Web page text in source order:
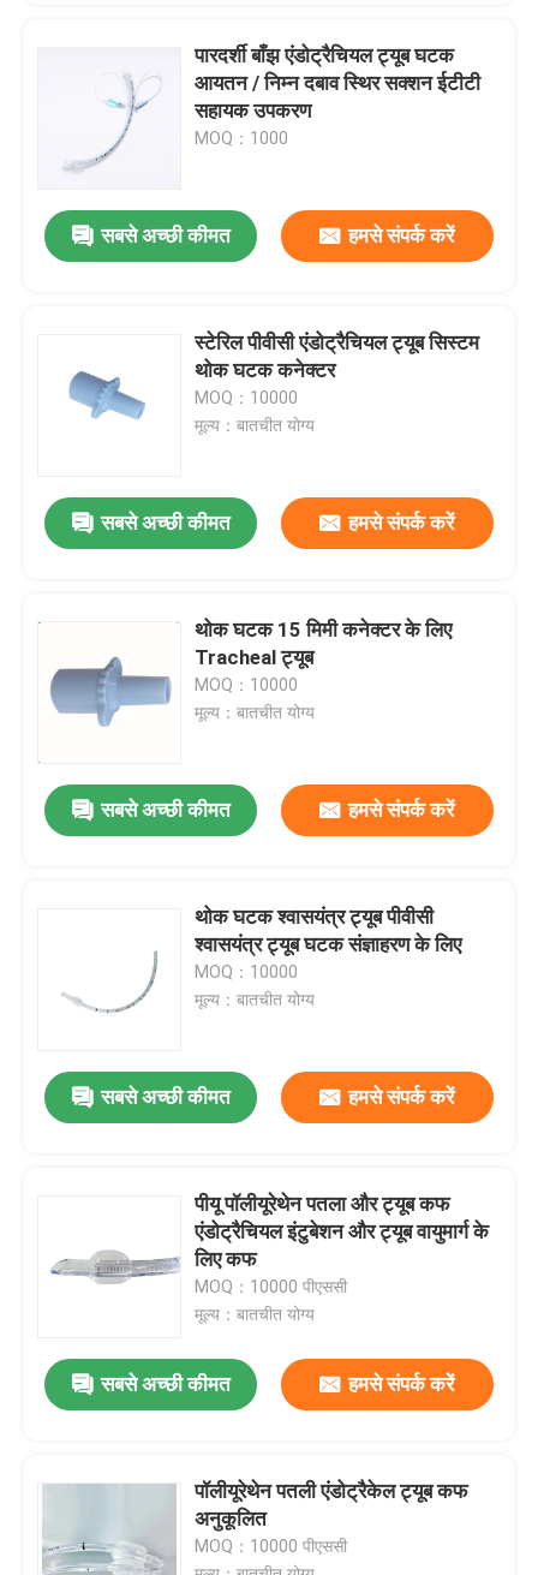
हमारे बारे में
गुणवत्ता नियंत्रण
समाचार
सभी मामलों
एक बोली का अनुरोध
पारदर्शी बाँझ एंडोट्रैचियल ट्यूब घटक
आयतन / निम्न दबाव स्थिर सक्शन ईटीटी
सहायक उपकरण
MOQ：1000
सबसे अच्छी कीमत हमसे संपर्क करें
स्टेरिल पीवीसी एंडोट्रैचियल ट्यूब सिस्टम
थोक घटक कनेक्टर
MOQ：10000
मूल्य：बातचीत योग्य
सबसे अच्छी कीमत हमसे संपर्क करें
थोक घटक 15 मिमी कनेक्टर के लिए
Tracheal ट्यूब
MOQ：10000
मूल्य：बातचीत योग्य
सबसे अच्छी कीमत हमसे संपर्क करें
थोक घटक श्वासयंत्र ट्यूब पीवीसी
श्वासयंत्र ट्यूब घटक संज्ञाहरण के लिए
MOQ：10000
मूल्य：बातचीत योग्य
सबसे अच्छी कीमत हमसे संपर्क करें
पीयू पॉलीयूरेथेन पतला और ट्यूब कफ
एंडोट्रैचियल इंटुबेशन और ट्यूब वायुमार्ग के
लिए कफ
MOQ：10000 पीएससी
मूल्य：बातचीत योग्य
सबसे अच्छी कीमत हमसे संपर्क करें
पॉलीयूरेथेन पतली एंडोट्रैकेल ट्यूब कफ
अनुकूलित
MOQ：10000 पीएससी